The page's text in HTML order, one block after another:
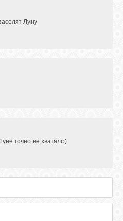
Луну
точно не хватало)